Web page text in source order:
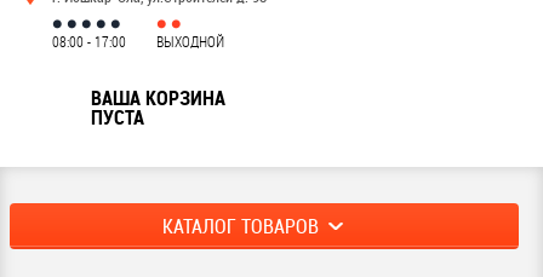
08:00 - 17:00 ВЫХОДНОЙ
ВАША КОРЗИНА
ПУСТА
КАТАЛОГ ТОВАРОВ